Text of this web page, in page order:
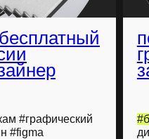
#графический
#figma